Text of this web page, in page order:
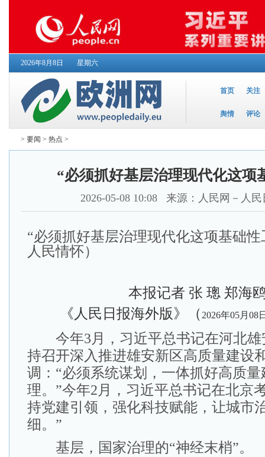
2026年8月8日 星期六
首页 关注
舆情 评论
> 要闻 > 热点 >
“必须抓好基层治理现代化这项
2026-05-08 10:08 来源：人民网－人民
“必须抓好基层治理现代化这项基础
人民情怀）
本报记者 张 璁 郑海
《人民日报海外版》（ 2026年05月08
今年3月，习近平总书记在河北雄
持召开深入推进雄安新区高质量建设
调：“必须系统谋划，一体抓好高质
理。”今年2月，习近平总书记在北京
持党建引领，强化科技赋能，让城市
细。”
基层，国家治理的“神经末梢”。